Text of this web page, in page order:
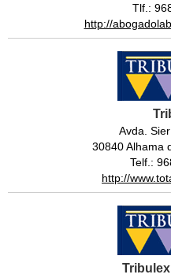
Tlf.:
http://
Avda.
30840 Alhama
Telf.:
http://